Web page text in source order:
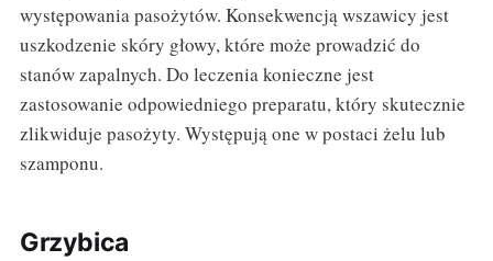
występowania pasożytów. Konsekwencją wszawicy jest
uszkodzenie skóry głowy, które może prowadzić do
stanów zapalnych. Do leczenia konieczne jest
zastosowanie odpowiedniego preparatu, który skutecznie
zlikwiduje pasożyty. Występują one w postaci żelu lub
szamponu.
Grzybica